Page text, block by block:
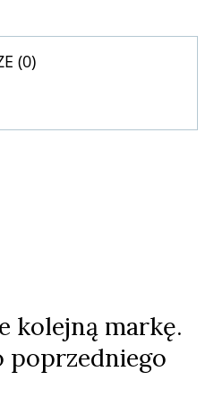
(0)
kolejną markę.
poprzedniego